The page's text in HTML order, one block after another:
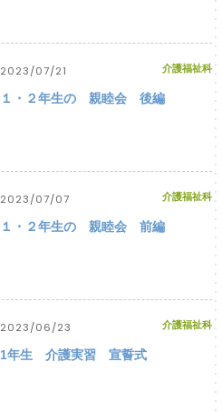
2023/07/21 介護福祉科
１・２年生の 親睦会 後編
2023/07/07 介護福祉科
１・２年生の 親睦会 前編
2023/06/23 介護福祉科
1年生 介護実習 宣誓式